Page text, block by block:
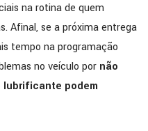
na rotina de quem
Afinal, se a próxima entrega
tempo na programação
no veículo por não
lubrificante podem